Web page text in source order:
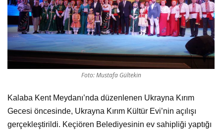
Foto: Mustafa Gültekin
Kalaba Kent Meydanı’nda düzenlenen Ukrayna Kırım
Gecesi öncesinde, Ukrayna Kırım Kültür Evi’nin açılışı
gerçekleştirildi. Keçiören Belediyesinin ev sahipliği yaptığı